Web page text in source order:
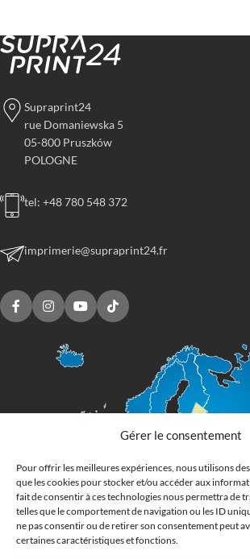
Gérer le consentement
Pour offrir les meilleures expériences, nous utilisons
que les cookies pour stocker et/ou accéder aux
fait de consentir à ces technologies nous permettra de
telles que le comportement de navigation ou les ID
ne pas consentir ou de retirer son consentement peut
certaines caractéristiques et fonctions.
Supraprint24
rue Domaniewska 5
05-800 Pruszków
POLOGNE
tel: +48 780 548 372
imprimerie@supraprint24.fr